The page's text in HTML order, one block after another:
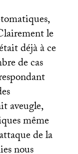
le
déjà à ce
de cas
aveugle,
même
de la